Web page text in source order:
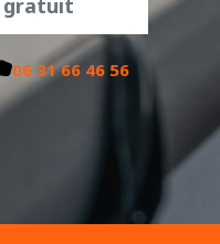
gratuit
06 31 66 46 56